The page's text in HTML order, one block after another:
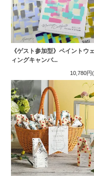
《ゲスト参加型》ペイントウ
ィングキャンバ...
10,780円